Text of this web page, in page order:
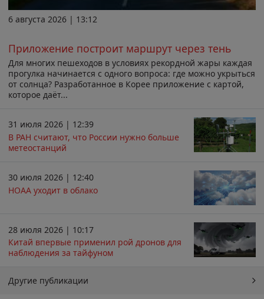
6 августа 2026 | 13:12
Приложение построит маршрут через тень
Для многих пешеходов в условиях рекордной жары каждая
прогулка начинается с одного вопроса: где можно укрыться
от солнца? Разработанное в Корее приложение с картой,
которое даёт...
31 июля 2026 | 12:39
В РАН считают, что России нужно больше
метеостанций
30 июля 2026 | 12:40
НОАА уходит в облако
28 июля 2026 | 10:17
Китай впервые применил рой дронов для
наблюдения за тайфуном
Другие публикации